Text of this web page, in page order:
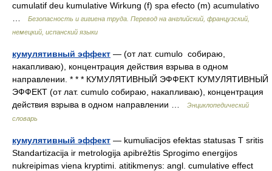
cumulatif deu kumulative Wirkung (f) spa efecto (m) acumulativo
Безопасность и гигиена труда. Перевод на английский, французский,
немецкий, испанский языки
кумулятивный эффект — (от лат. cumulo собираю,
накапливаю), концентрация действия взрыва в одном
направлении. * * * КУМУЛЯТИВНЫЙ ЭФФЕКТ КУМУЛЯТИВНЫЙ
ЭФФЕКТ (от лат. cumulo собираю, накапливаю), концентрация
действия взрыва в одном направлении …
Энциклопедический
словарь
кумулятивный эффект — kumuliacijos efektas statusas T sritis
Standartizacija ir metrologija apibrėžtis Sprogimo energijos
nukreipimas viena kryptimi. atitikmenys: angl. cumulative effect